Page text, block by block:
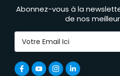
Abonnez-vous à la
de nos